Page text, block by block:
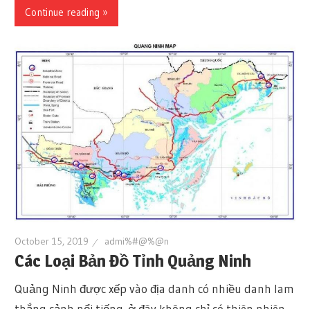
Continue reading »
October 15, 2019 admi%#@%@n
Các Loại Bản Đồ Tỉnh Quảng Ninh
Quảng Ninh được xếp vào địa danh có nhiều danh lam